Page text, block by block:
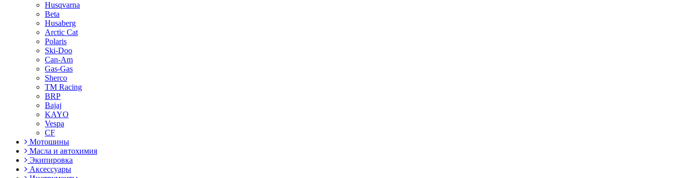
Husqvarna
Beta
Husaberg
Arctic Cat
Polaris
Ski-Doo
Can-Am
Gas-Gas
Sherco
TM Racing
BRP
Bajaj
KAYO
Vespa
CF
Мотошины
Масла и автохимия
Экипировка
Аксессуары